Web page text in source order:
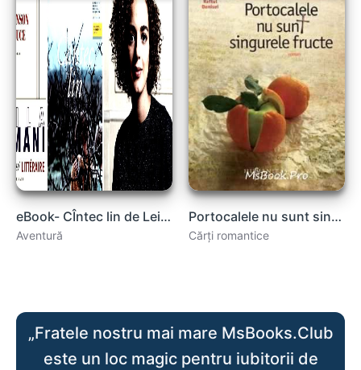
eBook- CÎntec lin de Leila Slimani .pdf
Aventură
Portocalele nu sunt singurele fructe de Jeanette Winterson citește romane de dragoste .pdf
Cărți romantice
„Fratele nostru mai mare MsBooks.Club
este un loc magic pentru iubitorii de